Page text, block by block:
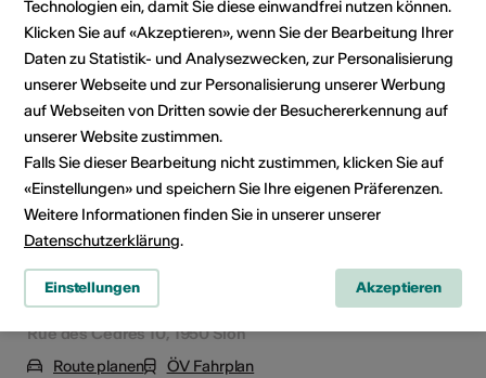
Veranstaltungsort
Rue des Cèdres 10, 1950 Sion
Route planen
ÖV Fahrplan
Technologien ein, damit Sie diese einwandfrei nutzen können.
Klicken Sie auf «Akzeptieren», wenn Sie der Bearbeitung Ihrer
Daten zu Statistik- und Analysezwecken, zur Personalisierung
unserer Webseite und zur Personalisierung unserer Werbung
auf Webseiten von Dritten sowie der Besuchererkennung auf
unserer Website zustimmen.
Falls Sie dieser Bearbeitung nicht zustimmen, klicken Sie auf
«Einstellungen» und speichern Sie Ihre eigenen Präferenzen.
Weitere Informationen finden Sie in unserer unserer
Datenschutzerklärung.
Einstellungen Akzeptieren